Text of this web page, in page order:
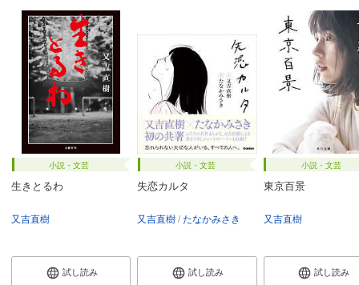
小説・文芸
生きとるわ
又吉直樹
試し読み
小説・文芸
失恋カルタ
又吉直樹 たなかみさき
試し読み
小説・文芸
東京百景
又吉直樹
試し読み